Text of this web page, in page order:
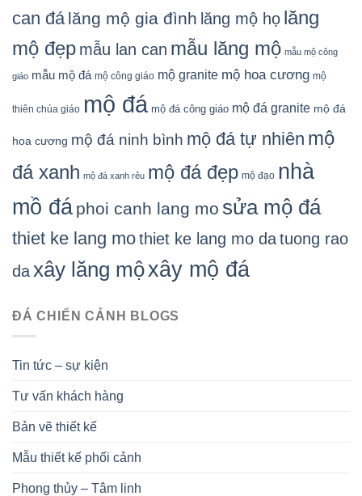
can đá lăng mộ gia đình lăng mộ họ lăng
mộ đẹp mẫu lan can mẫu lăng mộ mẫu mộ công
giáo mẫu mộ đá mộ công giáo mộ granite mộ hoa cương mộ
thiên chúa giáo mộ đá mộ đá công giáo mộ đá granite mộ đá
hoa cương mộ đá ninh bình mộ đá tự nhiên mộ
đá xanh mộ đá xanh rêu mộ đá đẹp mộ đạo nhà
mồ đá phoi canh lang mo sửa mộ đá
thiet ke lang mothiet ke lang mo datuong rao
daxây lăng mộxây mộ đá
ĐÁ CHIẾN CẢNH BLOGS
Tin tức – sự kiện
Tư vấn khách hàng
Bản vẽ thiết kế
Mẫu thiết kế phối cảnh
Phong thủy – Tâm linh